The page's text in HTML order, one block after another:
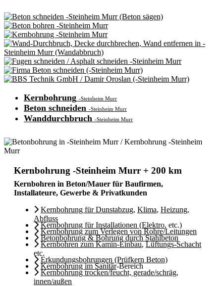
Kernbohrung -Steinheim Murr
Beton schneiden -Steinheim Murr
Wanddurchbruch -Steinheim Murr
Kernbohrung -Steinheim Murr + 200 km
Kernbohren in Beton/Mauer für Baufirmen,
Installateure, Gewerbe & Privatkunden
Kernbohrung für Dunstabzug, Klima, Heizung,
Abfluss
Kernbohrung für Installationen (Elektro, etc.)
Kernbohrung zum Verlegen von Rohre/Leitungen
Betonbohrung & Bohrung durch Stahlbeton
Kernbohren zum Kamin-Einbau,Lüftungs-Schacht
etc.
Erkundungsbohrungen (Prüfkern Beton)
Kernbohrung im Sanitär-Bereich
Kernbohrung trocken/feucht, gerade/schräg,
innen/außen